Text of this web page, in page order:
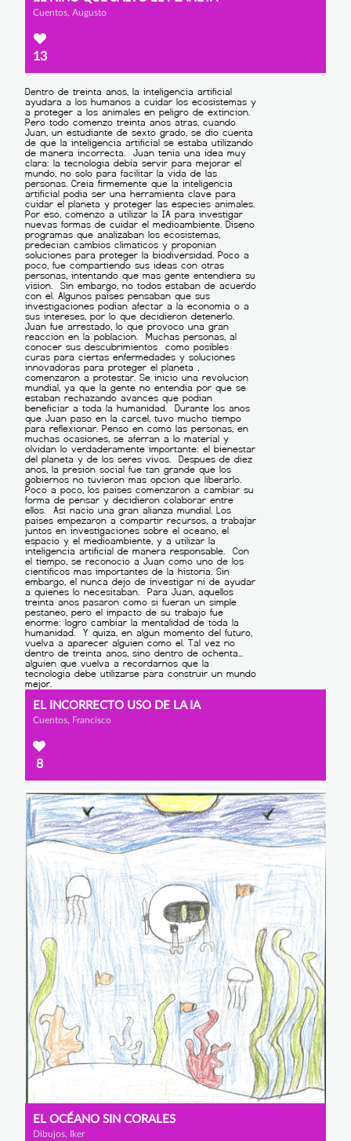
Cuentos, Augusto
13
EL INCORRECTO USO DE LA IA
Cuentos, Francisco
8
EL OCÉANO SIN CORALES
Dibujos, Iker